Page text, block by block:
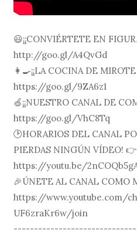
😃¡¡CONVIÉRTETE EN
http://goo.gl/A4QvGd
👩🍳¡¡LA COCINA DE
https://goo.gl/9ZA6z1
🍏¡¡NUESTRO CANAL DE
https://goo.gl/VhC8Tq
🕑HORARIOS DEL CANAL
PIERDAS NINGÚN VÍDEO! 👉
https://youtu.be/
🎉ÚNETE AL CANAL COMO
https://www.youtube.com/
UF6zraKr6w/join